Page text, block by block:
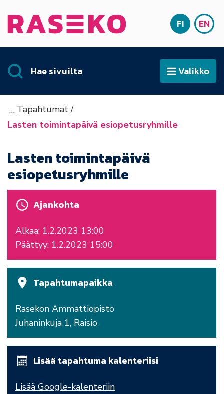
Etusivu SUOMI
FI EN
Hae sivuilta AvaaValikko
Tapahtumat
Lasten toimintapäivä esiopetusryhmille
Lasten toimintapäivä
esiopetusryhmille
Ajankohta
Alkaa: 1.2.2023 13:00
Päättyy: 1.2.2023 15:00
Tapahtumapaikka
Rasekon Ammattiopisto
Juhaninkuja 1, Raisio
Lisää tapahtuma kalenteriisi
Lisää Google-kalenteriin